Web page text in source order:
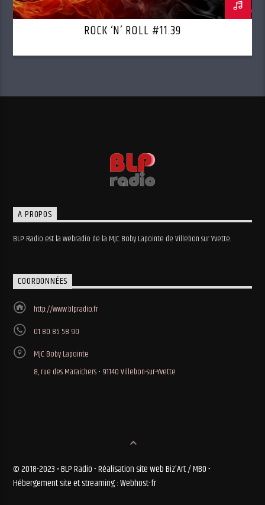
ROCK ‘N’ ROLL #11.39
A PROPOS
BLP Radio est la webradio de la MJC Boby Lapointe de Villebon sur Yvette.
COORDONNÉES
http://www.blpradio.fr
01 80 85 58 90
MJC Boby Lapointe
8, rue des Maraichers • 91140 Villebon-sur-Yvette
© 2018-2023 • BLP Radio - Réalisation site web Biz'Art / MBO -
Hébergement site et streaming : Webhost-fr